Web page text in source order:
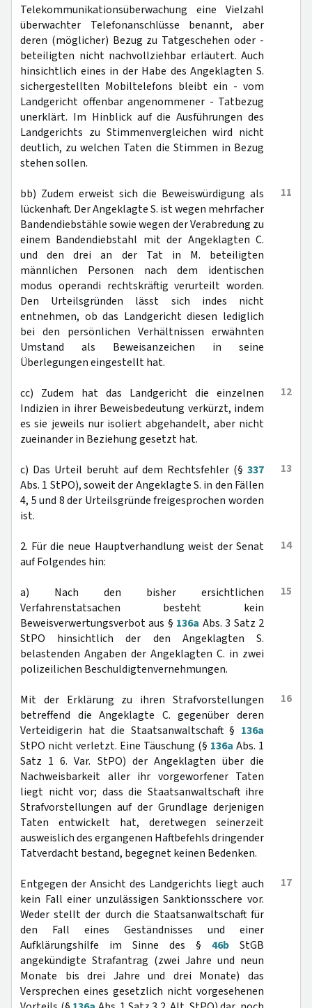
Telekommunikationsüberwachung eine Vielzahl
überwachter Telefonanschlüsse benannt, aber
deren (möglicher) Bezug zu Tatgeschehen oder -
beteiligten nicht nachvollziehbar erläutert. Auch
hinsichtlich eines in der Habe des Angeklagten S.
sichergestellten Mobiltelefons bleibt ein - vom
Landgericht offenbar angenommener - Tatbezug
unerklärt. Im Hinblick auf die Ausführungen des
Landgerichts zu Stimmenvergleichen wird nicht
deutlich, zu welchen Taten die Stimmen in Bezug
stehen sollen.
11
bb) Zudem erweist sich die Beweiswürdigung als
lückenhaft. Der Angeklagte S. ist wegen mehrfacher
Bandendiebstähle sowie wegen der Verabredung zu
einem Bandendiebstahl mit der Angeklagten C.
und den drei an der Tat in M. beteiligten
männlichen Personen nach dem identischen
modus operandi rechtskräftig verurteilt worden.
Den Urteilsgründen lässt sich indes nicht
entnehmen, ob das Landgericht diesen lediglich
bei den persönlichen Verhältnissen erwähnten
Umstand als Beweisanzeichen in seine
Überlegungen eingestellt hat.
12
cc) Zudem hat das Landgericht die einzelnen
Indizien in ihrer Beweisbedeutung verkürzt, indem
es sie jeweils nur isoliert abgehandelt, aber nicht
zueinander in Beziehung gesetzt hat.
13
c) Das Urteil beruht auf dem Rechtsfehler (§ 337
Abs. 1 StPO), soweit der Angeklagte S. in den Fällen
4, 5 und 8 der Urteilsgründe freigesprochen worden
ist.
14
2. Für die neue Hauptverhandlung weist der Senat
auf Folgendes hin:
15
a) Nach den bisher ersichtlichen
Verfahrenstatsachen besteht kein
Beweisverwertungsverbot aus § 136a Abs. 3 Satz 2
StPO hinsichtlich der den Angeklagten S.
belastenden Angaben der Angeklagten C. in zwei
polizeilichen Beschuldigtenvernehmungen.
16
Mit der Erklärung zu ihren Strafvorstellungen
betreffend die Angeklagte C. gegenüber deren
Verteidigerin hat die Staatsanwaltschaft § 136a
StPO nicht verletzt. Eine Täuschung (§ 136a Abs. 1
Satz 1 6. Var. StPO) der Angeklagten über die
Nachweisbarkeit aller ihr vorgeworfener Taten
liegt nicht vor; dass die Staatsanwaltschaft ihre
Strafvorstellungen auf der Grundlage derjenigen
Taten entwickelt hat, deretwegen seinerzeit
ausweislich des ergangenen Haftbefehls dringender
Tatverdacht bestand, begegnet keinen Bedenken.
17
Entgegen der Ansicht des Landgerichts liegt auch
kein Fall einer unzulässigen Sanktionsschere vor.
Weder stellt der durch die Staatsanwaltschaft für
den Fall eines Geständnisses und einer
Aufklärungshilfe im Sinne des § 46b StGB
angekündigte Strafantrag (zwei Jahre und neun
Monate bis drei Jahre und drei Monate) das
Versprechen eines gesetzlich nicht vorgesehenen